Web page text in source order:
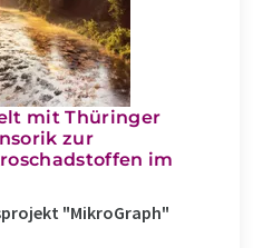
mit Thüringer
zur
im
"MikroGraph"